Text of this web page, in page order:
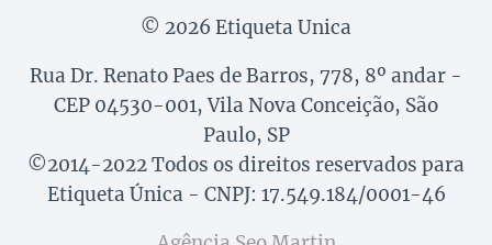
© 2026 Etiqueta Unica
Rua Dr. Renato Paes de Barros, 778, 8º andar -
CEP 04530-001, Vila Nova Conceição, São
Paulo, SP
©2014-2022 Todos os direitos reservados para
Etiqueta Única - CNPJ: 17.549.184/0001-46